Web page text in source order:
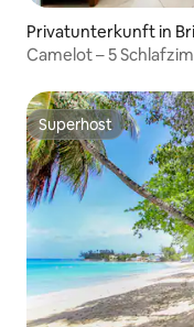
Privatunterkunft in
Camelot – 5
Superhost
Superhost